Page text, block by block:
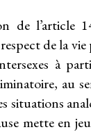
de l’article
de la
à
au
situations
mette en